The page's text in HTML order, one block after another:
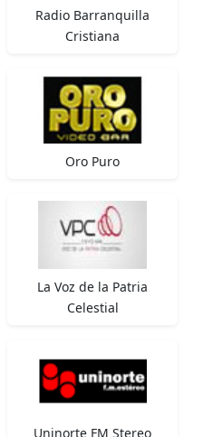
Radio Barranquilla
Cristiana
Oro Puro
La Voz de la Patria
Celestial
Uninorte FM Stereo